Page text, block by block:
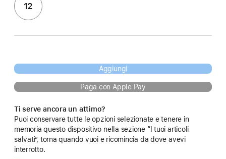
12
Aggiungi
Paga con Apple Pay
Ti serve ancora un attimo?
Puoi conservare tutte le opzioni selezionate e tenere in
memoria questo dispositivo nella sezione “I tuoi articoli
salvati”, torna quando vuoi e ricomincia da dove avevi
interrotto.